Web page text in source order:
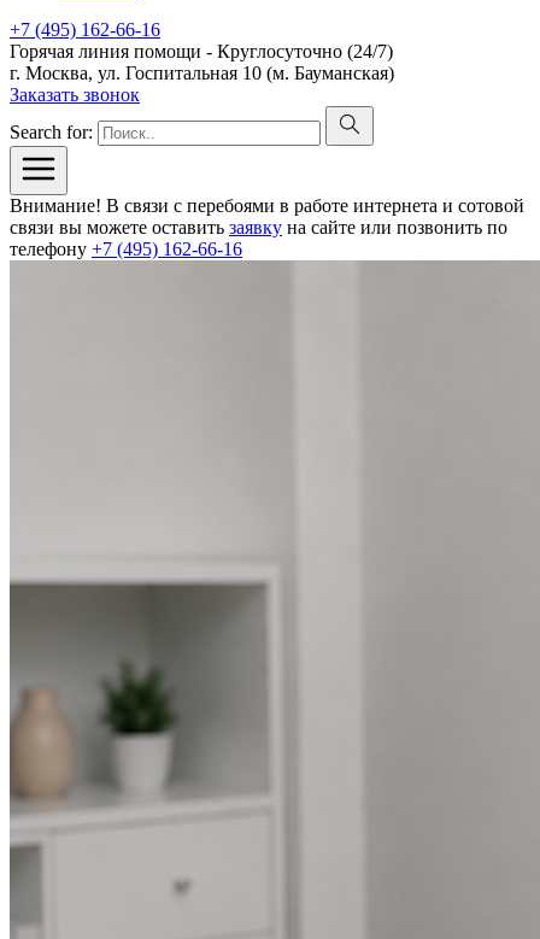
+7 (495) 162-66-16
Горячая линия помощи - Круглосуточно (24/7)
г. Москва, ул. Госпитальная 10 (м. Бауманская)
Заказать звонок
Search for:
Внимание! В связи с перебоями в работе интернета и сотовой
связи вы можете оставить заявку на сайте или позвонить по
телефону +7 (495) 162-66-16